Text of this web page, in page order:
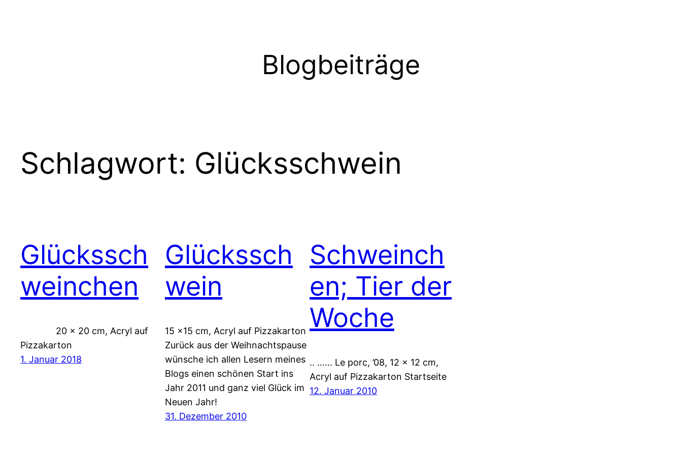
Blogbeiträge
Schlagwort: Glücksschwein
Glückssch
weinchen
20 x 20 cm, Acryl auf
Pizzakarton
1. Januar 2018
Glückssch
wein
15 x15 cm, Acryl auf Pizzakarton
Zurück aus der Weihnachtspause
wünsche ich allen Lesern meines
Blogs einen schönen Start ins
Jahr 2011 und ganz viel Glück im
Neuen Jahr!
31. Dezember 2010
Schweinch
en; Tier der
Woche
.. …… Le porc, ’08, 12 x 12 cm,
Acryl auf Pizzakarton Startseite
12. Januar 2010